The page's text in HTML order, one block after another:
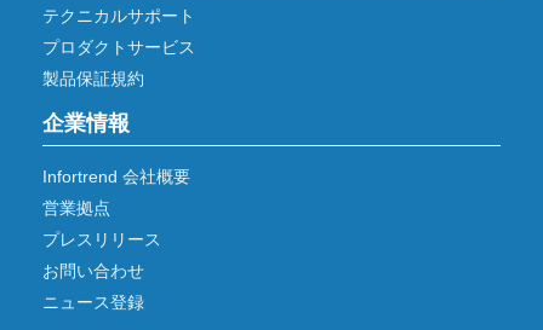
テクニカルサポート
プロダクトサービス
製品保証規約
企業情報
Infortrend 会社概要
営業拠点
プレスリリース
お問い合わせ
ニュース登録